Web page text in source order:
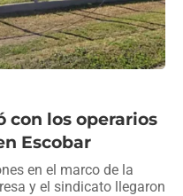
con los operarios
Escobar
en el marco de la
y el sindicato llegaron